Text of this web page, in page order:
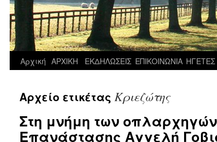
Αρχική ΑΡΧΙΚΗ ΕΚΔΗΛΩΣΕΙΣ ΕΠΙΚΟΙΝΩΝΙΑ ΗΓΕΤΕΣ
Αρχείο ετικέτας Κριεζώτης
Στη μνήμη των οπλαρχηγών
Επανάστασης Αγγελή